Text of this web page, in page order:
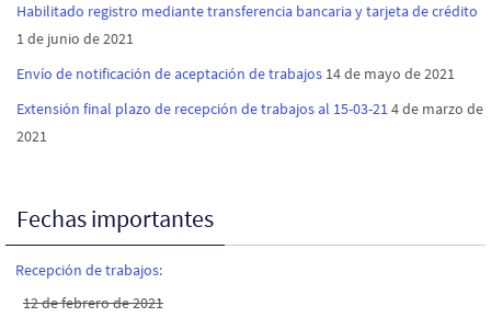
Habilitado registro mediante transferencia bancaria y tarjeta de crédito
1 de junio de 2021
Envío de notificación de aceptación de trabajos 14 de mayo de 2021
Extensión final plazo de recepción de trabajos al 15-03-214 de marzo de
2021
Fechas importantes
Recepción de trabajos:
12 de febrero de 2021